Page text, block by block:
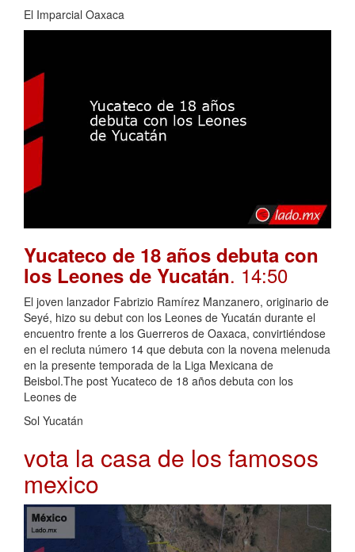
El Imparcial Oaxaca
Yucateco de 18 años debuta con
los Leones de Yucatán. 14:50
El joven lanzador Fabrizio Ramírez Manzanero, originario de
Seyé, hizo su debut con los Leones de Yucatán durante el
encuentro frente a los Guerreros de Oaxaca, convirtiéndose
en el recluta número 14 que debuta con la novena melenuda
en la presente temporada de la Liga Mexicana de
Beisbol.The post Yucateco de 18 años debuta con los
Leones de
Sol Yucatán
vota la casa de los famosos
mexico